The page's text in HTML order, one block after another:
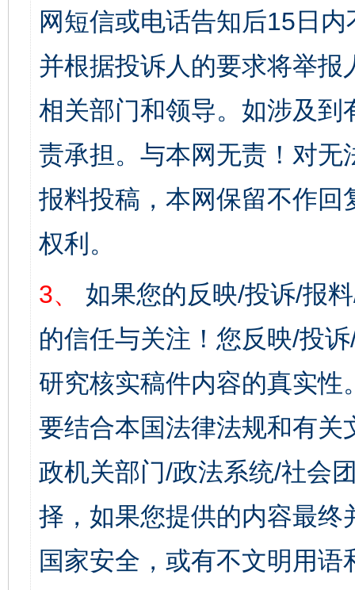
网短信或电话告知后15日
并根据投诉人的要求将举
相关部门和领导。如涉及
责承担。与本网无责！对
报料投稿，本网保留不作
权利。
3、
如果您的反映/投诉/报
的信任与关注！您反映/投
研究核实稿件内容的真实
要结合本国法律法规和有关
政机关部门/政法系统/社会
择，如果您提供的内容最
国家安全，或有不文明用